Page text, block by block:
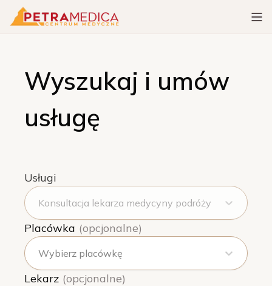
Wyszukaj i umów
usługę
Usługi
Konsultacja lekarza medycyny podróży
Placówka (opcjonalne)
Wybierz placówkę
Lekarz (opcjonalne)